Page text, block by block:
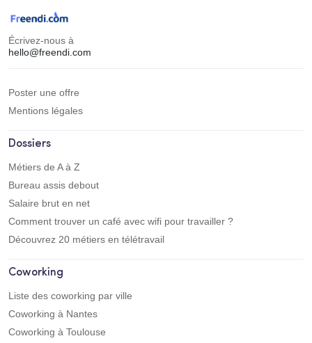
Écrivez-nous à
hello@freendi.com
Poster une offre
Mentions légales
Dossiers
Métiers de A à Z
Bureau assis debout
Salaire brut en net
Comment trouver un café avec wifi pour travailler ?
Découvrez 20 métiers en télétravail
Coworking
Liste des coworking par ville
Coworking à Nantes
Coworking à Toulouse